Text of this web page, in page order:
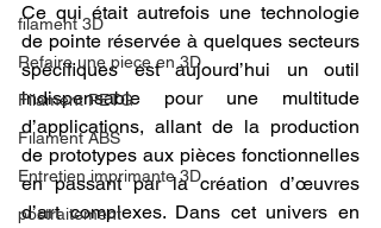
filament 3D
Refaire une piece en 3D
Filament PETG
Filament ABS
Entretien imprimante 3D
postraitement
Ce qui était autrefois une technologie
de pointe réservée à quelques secteurs
spécifiques est aujourd’hui un outil
indispensable pour une multitude
d’applications, allant de la production
de prototypes aux pièces fonctionnelles
en passant par la création d’œuvres
d’art complexes. Dans cet univers en